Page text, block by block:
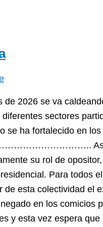
2026 se va
sectores
se ha fortalecido en
Así las
su rol de
Para todos
esta colectividad el
en los comicios
y esta vez espera